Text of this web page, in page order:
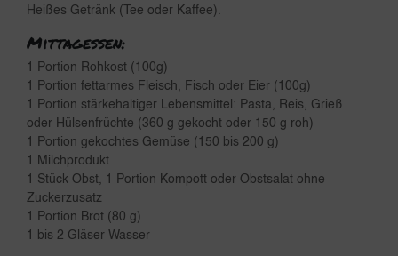
Heißes Getränk (Tee oder Kaffee).
Mittagessen:
1 Portion Rohkost (100g)
1 Portion fettarmes Fleisch, Fisch oder Eier (100g)
1 Portion stärkehaltiger Lebensmittel: Pasta, Reis, Grieß
oder Hülsenfrüchte (360 g gekocht oder 150 g roh)
1 Portion gekochtes Gemüse (150 bis 200 g)
1 Milchprodukt
1 Stück Obst, 1 Portion Kompott oder Obstsalat ohne
Zuckerzusatz
1 Portion Brot (80 g)
1 bis 2 Gläser Wasser